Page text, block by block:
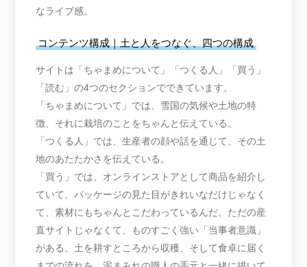
なライブ感。
コンテンツ構成｜土と人をつなぐ、四つの構成
サイトは「ちゃまめについて」「つくる人」「買う」
「読む」の4つのセクションでできています。
「ちゃまめについて」では、雪国の気候や土地の特
徴、それに栽培のことをちゃんと伝えている。
「つくる人」では、生産者の顔や話を通じて、その土
地のあたたかさを伝えている。
「買う」では、オンラインストアとして商品を紹介し
ていて、パッケージの見た目がきれいなだけじゃなく
て、素材にもちゃんとこだわっているんだ。ただの産
直サイトじゃなくて、ものすごく強い「当事者意識」
がある。土を耕すところから収穫、そして食卓に届く